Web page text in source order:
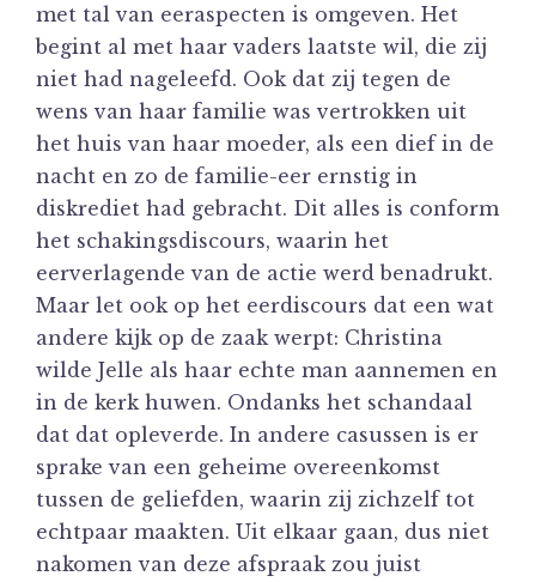
met tal van eeraspecten is omgeven. Het
begint al met haar vaders laatste wil, die zij
niet had nageleefd. Ook dat zij tegen de
wens van haar familie was vertrokken uit
het huis van haar moeder, als een dief in de
nacht en zo de familie-eer ernstig in
diskrediet had gebracht. Dit alles is conform
het schakingsdiscours, waarin het
eerverlagende van de actie werd benadrukt.
Maar let ook op het eerdiscours dat een wat
andere kijk op de zaak werpt: Christina
wilde Jelle als haar echte man aannemen en
in de kerk huwen. Ondanks het schandaal
dat dat opleverde. In andere casussen is er
sprake van een geheime overeenkomst
tussen de geliefden, waarin zij zichzelf tot
echtpaar maakten. Uit elkaar gaan, dus niet
nakomen van deze afspraak zou juist